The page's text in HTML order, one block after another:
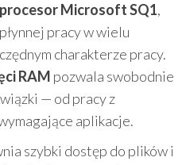
procesor Microsoft SQ1,
pracy w wielu
charakterze pracy.
RAM pozwala swobodnie
— od pracy z
aplikacje.
szybki dostęp do plików i